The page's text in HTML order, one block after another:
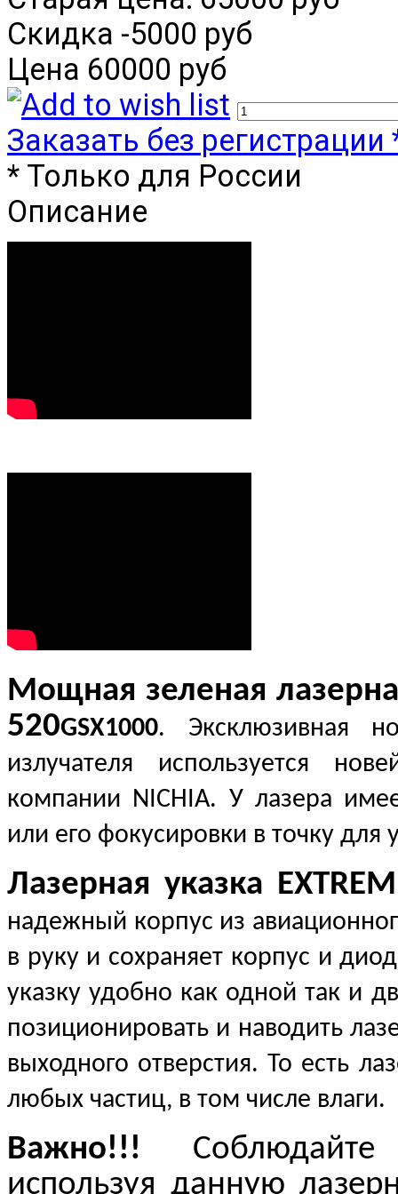
Скидка -5000 руб
Цена 60000 руб
Заказать без регистрации
* Только для России
Описание
Мощная зеленая
520GSX1000. Эксклюзивная
излучателя используется
компании NICHIA. У лазера
или его фокусировки в точку
Лазерная указка
надежный корпус из
в руку и сохраняет корпус и
указку удобно как одной так и
позиционировать и наводить
выходного отверстия. То есть
любых частиц, в том числе влаги.
Важно!!!
используя данную